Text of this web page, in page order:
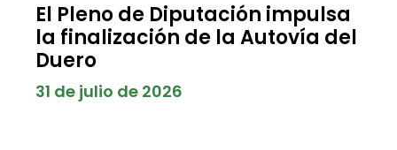
El Pleno de Diputación impulsa
la finalización de la Autovía del
Duero
31 de julio de 2026